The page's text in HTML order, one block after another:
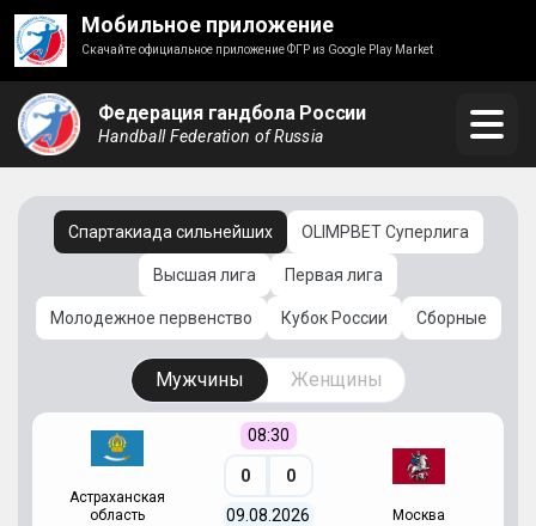
Мобильное приложение
Скачайте официальное приложение ФГР из Google Play Market
Федерация гандбола России
Handball Federation of Russia
Спартакиада сильнейших OLIMPBET Суперлига
Высшая лига Первая лига
Молодежное первенство Кубок России Сборные
Мужчины Женщины
Астраханская
область
08:30
0 0
09.08.2026 Москва